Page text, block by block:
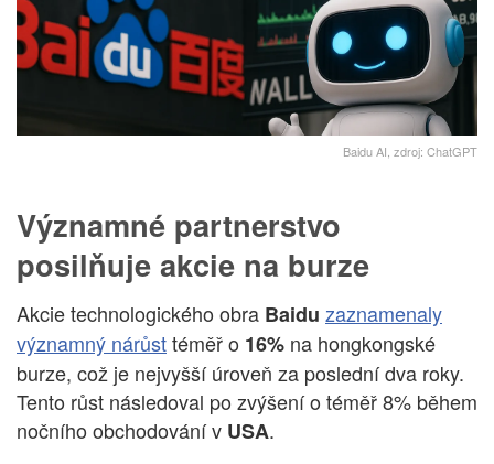
Baidu AI, zdroj: ChatGPT
Významné partnerstvo
posilňuje akcie na burze
Akcie technologického obra Baidu zaznamenaly
významný nárůsttéměř o 16% na hongkongské
burze, což je nejvyšší úroveň za poslední dva roky.
Tento růst následoval po zvýšení o téměř 8% během
nočního obchodování v USA.